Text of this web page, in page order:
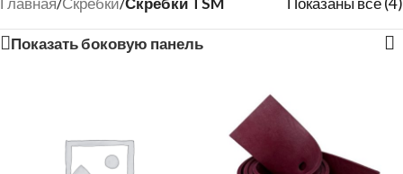
Показать боковую панель